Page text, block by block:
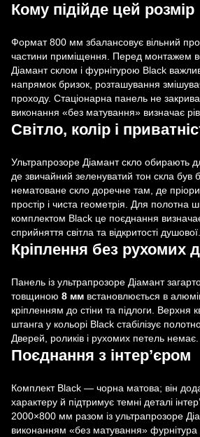
Кому підійде цей розмір
Формат 800 мм збалансовує вільний
частини приміщення. Перед монтажем
Діамант склом і фурнітурою Black
напрямок бризок, розташування
проходу. Стаціонарна панель не
виконання «без матування» визначає
Світло, колір і
Ультрапрозоре Діамант скло обирають
де звичайний зеленуватий тон скла був
нематоване скло доречне там, де
простір і чиста геометрія. Для полотна
комплектом Black це поєднання
сприйняття світла та відкритості душової.
Кріплення без рухомих
Панель із ультрапрозоре Діамант
товщиною 8 мм встановлюється в
кріпленням до стіни та підлоги. Верхня
штанга у кольорі Black стабілізує
Дверей, роликів і рухомих петель немає.
Поєднання з інтер’єром
Комплект Black — чорна матова; він
характеру й підтримує темні деталі
2000×800 мм разом із ультрапрозоре
виконанням «без матування» фурнітура